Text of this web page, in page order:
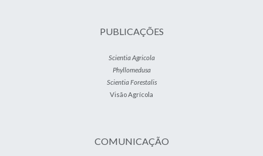
PUBLICAÇÕES
Scientia Agricola
Phyllomedusa
Scientia Forestalis
Visão Agrícola
COMUNICAÇÃO